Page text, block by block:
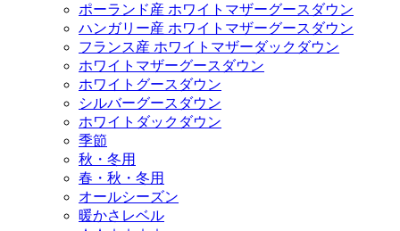
ポーランド産 ホワイトマザーグースダウン
ハンガリー産 ホワイトマザーグースダウン
フランス産 ホワイトマザーダックダウン
ホワイトマザーグースダウン
ホワイトグースダウン
シルバーグースダウン
ホワイトダックダウン
季節
秋・冬用
春・秋・冬用
オールシーズン
暖かさレベル